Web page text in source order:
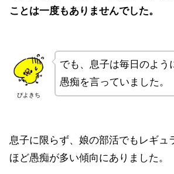
ことは一度もありませんでした。
ぴよきち
でも、息子は毎日のよう
愚痴を言っていました。
息子に限らず、娘の部活でもレギュ
ほど愚痴が多い傾向にありました。